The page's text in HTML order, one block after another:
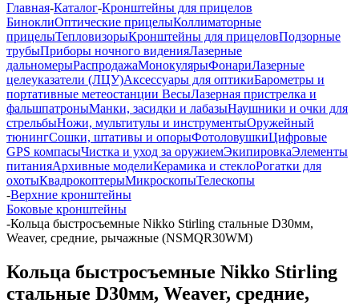
Главная-Каталог-Кронштейны для прицелов
БиноклиОптические прицелыКоллиматорные
прицелыТепловизорыКронштейны для прицеловПодзорные
трубыПриборы ночного виденияЛазерные
дальномерыРаспродажаМонокулярыФонариЛазерные
целеуказатели (ЛЦУ)Аксессуары для оптикиБарометры и
портативные метеостанции ВесыЛазерная пристрелка и
фальшпатроныМанки, засидки и лабазыНаушники и очки для
стрельбыНожи, мультитулы и инструментыОружейный
тюнингСошки, штативы и опорыФотоловушкиЦифровые
GPS компасыЧистка и уход за оружиемЭкипировкаЭлементы
питанияАрхивные моделиКерамика и стеклоРогатки для
охотыКвадрокоптерыМикроскопыТелескопы
-Верхние кронштейны
Боковые кронштейны
-Кольца быстросъемные Nikko Stirling стальные D30мм,
Weaver, средние, рычажные (NSMQR30WM)
Кольца быстросъемные Nikko Stirling
стальные D30мм, Weaver, средние,